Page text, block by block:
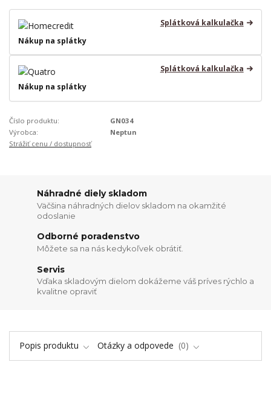
Splátková kalkulačka
Nákup na splátky
Splátková kalkulačka
Nákup na splátky
Číslo produktu:
GN034
Výrobca:
Neptun
Strážiť cenu / dostupnosť
Náhradné diely skladom
Väčšina náhradných dielov skladom na okamžité
odoslanie
Odborné poradenstvo
Môžete sa na nás kedykoľvek obrátiť.
Servis
Vďaka skladovým dielom dokážeme váš príves rýchlo a
kvalitne opraviť
Popis produktu Otázky a odpovede 0